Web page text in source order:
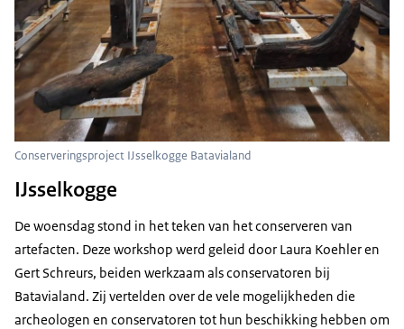
Conserveringsproject IJsselkogge Batavialand
IJsselkogge
De woensdag stond in het teken van het conserveren van
artefacten. Deze workshop werd geleid door Laura Koehler en
Gert Schreurs, beiden werkzaam als conservatoren bij
Batavialand. Zij vertelden over de vele mogelijkheden die
archeologen en conservatoren tot hun beschikking hebben om